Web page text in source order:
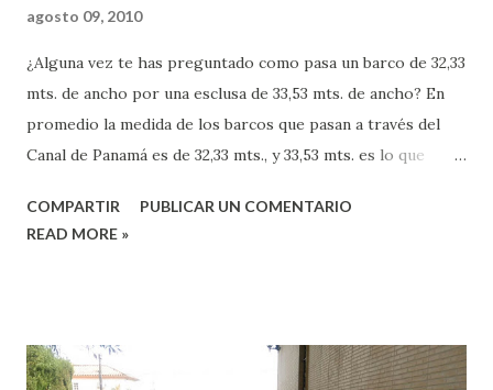
agosto 09, 2010
¿Alguna vez te has preguntado como pasa un barco de 32,33
mts. de ancho por una esclusa de 33,53 mts. de ancho? En
promedio la medida de los barcos que pasan a través del
Canal de Panamá es de 32,33 mts., y 33,53 mts. es lo que
aproximadamente de cada lado. Entonces, ¿cómo lo hacen?
canal. Pero, ¿y qué tiene que ver esto con una Regla de
COMPARTIR
PUBLICAR UN COMENTARIO
READ MORE »